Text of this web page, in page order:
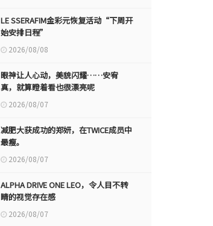
LE SSERAFIM金彩元恢复活动“下周开
始安排日程”
2026/08/08
眼神让人心动，美貌闪耀……安宥
真，就算瞪着看也很漂亮呢
2026/08/07
减肥大获成功的郑妍，在TWICE成员中
最瘦。
2026/08/07
ALPHA DRIVE ONE LEO，令人目不转
睛的视觉存在感
2026/08/07